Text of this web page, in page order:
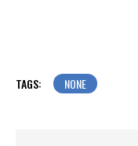
TAGS: NONE